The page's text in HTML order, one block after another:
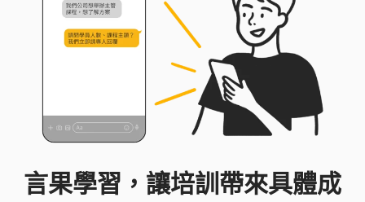
言果學習，讓培訓帶來具體成